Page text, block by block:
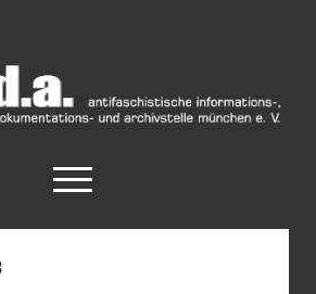
open
menu
facebook
rss info@aida-archiv.de